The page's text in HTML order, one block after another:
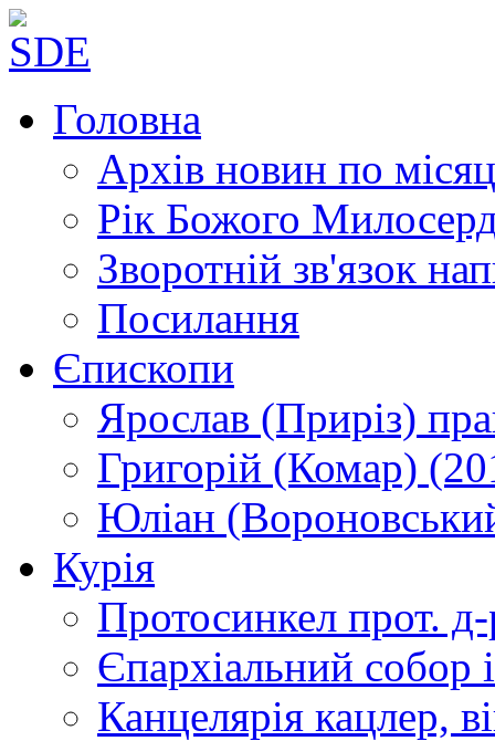
Головна
Архів новин по
Рік Божого
Зворотній зв'язок
Посилання
Єпископи
Ярослав (Приріз)
Григорій (Комар)
Юліан
Курія
Протосинкел прот.
Єпархіальний собор
Канцелярія кацлер,